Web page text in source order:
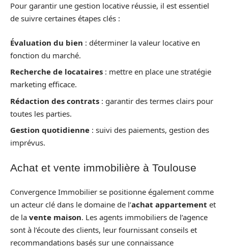
Pour garantir une gestion locative réussie, il est essentiel
de suivre certaines étapes clés :
Évaluation du bien : déterminer la valeur locative en
fonction du marché.
Recherche de locataires : mettre en place une stratégie
marketing efficace.
Rédaction des contrats : garantir des termes clairs pour
toutes les parties.
Gestion quotidienne : suivi des paiements, gestion des
imprévus.
Achat et vente immobilière à Toulouse
Convergence Immobilier se positionne également comme
un acteur clé dans le domaine de l’achat appartement et
de la vente maison. Les agents immobiliers de l’agence
sont à l’écoute des clients, leur fournissant conseils et
recommandations basés sur une connaissance